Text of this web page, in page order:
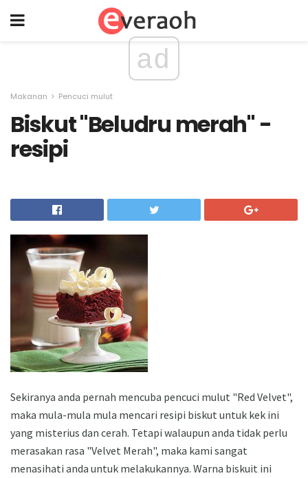
ad
Makanan Pencuci mulut
Biskut "Beludru merah" -
resipi
Sekiranya anda pernah mencuba pencuci mulut "Red Velvet",
maka mula-mula mula mencari resipi biskut untuk kek ini
yang misterius dan cerah. Tetapi walaupun anda tidak perlu
merasakan rasa "Velvet Merah", maka kami sangat
menasihati anda untuk melakukannya. Warna biskuit ini